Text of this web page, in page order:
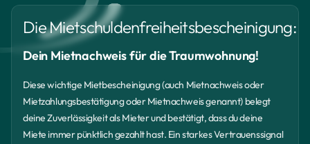
Die Mietschuldenfreiheitsbescheinigung:
Dein Mietnachweis für die Traumwohnung!
Diese wichtige Mietbescheinigung (auch Mietnachweis oder
Mietzahlungsbestätigung oder Mietnachweis genannt) belegt
deine Zuverlässigkeit als Mieter und bestätigt, dass du deine
Miete immer pünktlich gezahlt hast. Ein starkes Vertrauenssignal